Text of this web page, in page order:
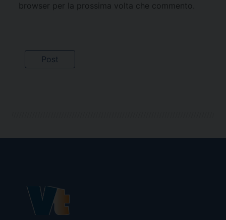
browser per la prossima volta che commento.